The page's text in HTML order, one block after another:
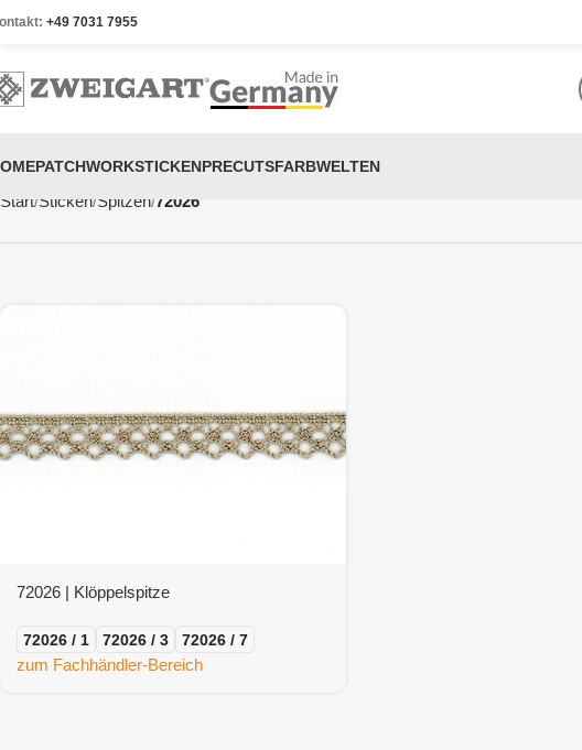
+49 7031 7955
PATCHWORKSTICKENPRECUTSFARBWELTEN
Start Sticken Spitzen 72026
72026 | Klöppelspitze
72026 / 1 72026 / 3 72026 / 7
zum Fachhändler-Bereich